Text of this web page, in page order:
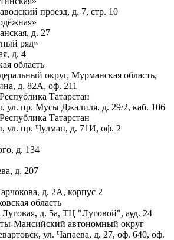
проезд, д. 7, стр. 10
д. 27
ряд»
д. 4
область
округ, Мурманская область,
д. 82А, оф. 211
Татарстан
ул. пр. Мусы Джалиля, д. 29/2, каб. 106
Татарстан
ул. пр. Чулман, д. 71И, оф. 2
д. 134
д. 207
д. 2А, корпус 2
область
д. 5а, ТЦ "Луговой", ауд. 24
Мансийский автономный округ
ул. Чапаева, д. 27, оф. 640, оф.